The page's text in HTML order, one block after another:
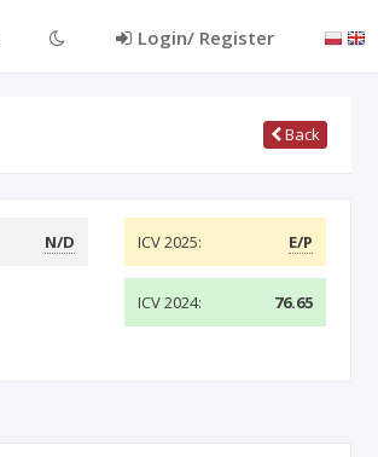
Login/ Register
Back
N/D ICV 2025: E/P
ICV 2024: 76.65